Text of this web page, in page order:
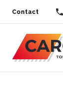
Contact